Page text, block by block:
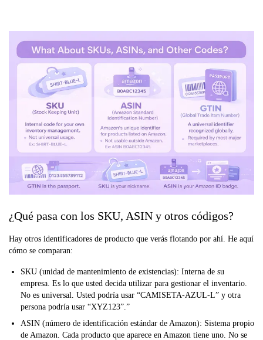
¿Qué pasa con los SKU, ASIN y otros códigos?
Hay otros identificadores de producto que verás flotando por ahí. He aquí
cómo se comparan:
SKU (unidad de mantenimiento de existencias): Interna de su
empresa. Es lo que usted decida utilizar para gestionar el inventario.
No es universal. Usted podría usar “CAMISETA-AZUL-L” y otra
persona podría usar “XYZ123”.”
ASIN (número de identificación estándar de Amazon): Sistema propio
de Amazon. Cada producto que aparece en Amazon tiene uno. No se